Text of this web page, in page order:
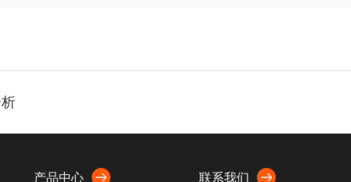
产品中心 联系我们